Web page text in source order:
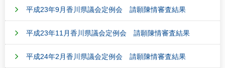
平成23年9月香川県議会定例会 請願陳情審査結果
平成23年11月香川県議会定例会 請願陳情審査結果
平成24年2月香川県議会定例会 請願陳情審査結果